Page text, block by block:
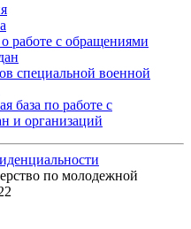
работе с обращениями
специальной военной
база по работе с
и организаций
по молодежной